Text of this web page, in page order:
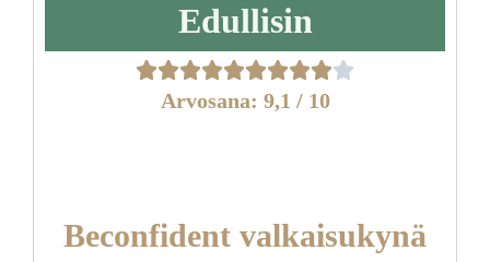
Edullisin
Arvosana: 9,1 / 10
Beconfident valkaisukynä